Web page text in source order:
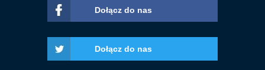
Dołącz do nas
Dołącz do nas